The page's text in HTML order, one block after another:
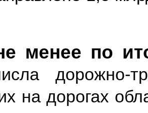
менее по
дорожно-
на дорогах